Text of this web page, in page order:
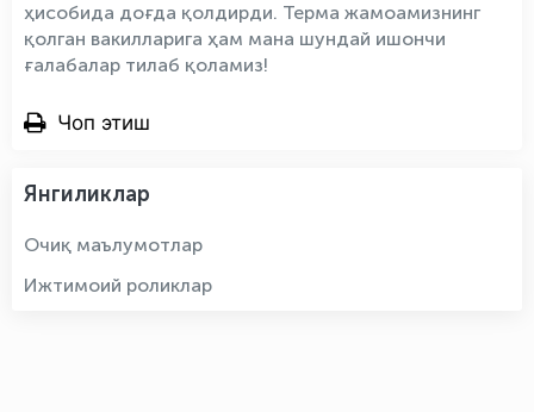
ҳисобида доғда қолдирди. Терма жамоамизнинг
қолган вакилларига ҳам мана шундай ишончи
ғалабалар тилаб қоламиз!
Чоп этиш
Янгиликлар
Очиқ маълумотлар
Ижтимоий роликлар